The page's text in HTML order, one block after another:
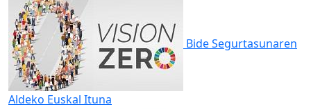
Bide Segurtasunaren
Aldeko Euskal Ituna